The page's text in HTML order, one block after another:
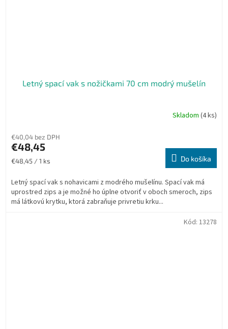
Letný spací vak s nožičkami 70 cm modrý mušelín
Skladom (4 ks)
€40,04 bez DPH
€48,45
Jednotková
€48,45 / 1 ks Do košíka
Letný spací vak s nohavicami z modrého mušelínu. Spací vak má
uprostred zips a je možné ho úplne otvoriť v oboch smeroch, zips
má látkovú krytku, ktorá zabraňuje privretiu krku...
Kód: 13278